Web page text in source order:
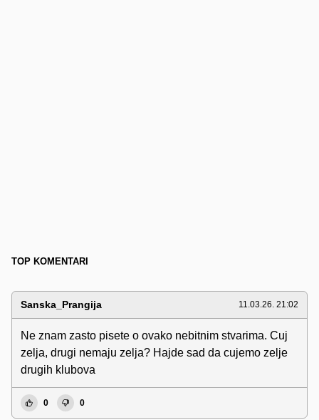
TOP KOMENTARI
Sanska_Prangija 11.03.26. 21:02
Ne znam zasto pisete o ovako nebitnim stvarima. Cuj
zelja, drugi nemaju zelja? Hajde sad da cujemo zelje
drugih klubova
0 0